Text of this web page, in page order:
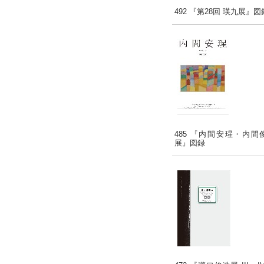
492 『第28回 瑛九展』図
485 『内間安瑆・内間
展』図録